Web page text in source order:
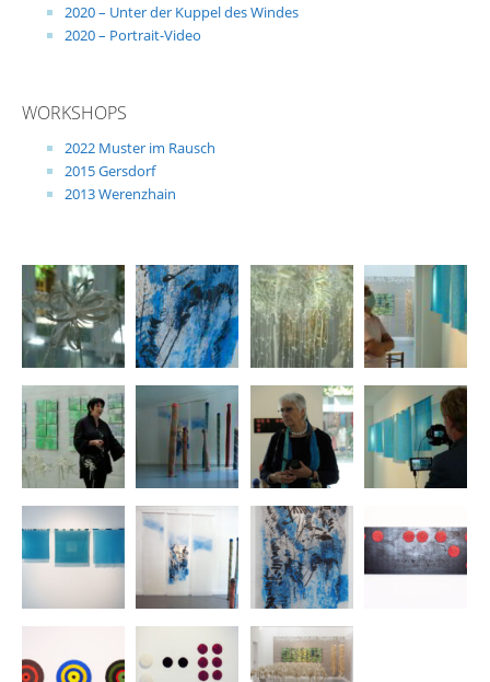
2020 – Unter der Kuppel des Windes
2020 – Portrait-Video
WORKSHOPS
2022 Muster im Rausch
2015 Gersdorf
2013 Werenzhain